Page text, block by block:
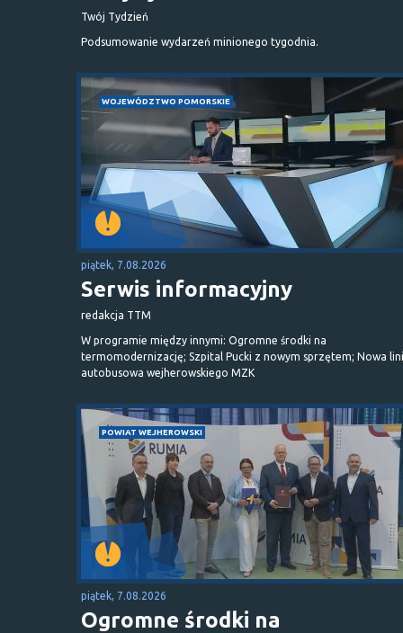
Twój Tydzień
Podsumowanie wydarzeń minionego tygodnia.
WOJEWÓDZTWO POMORSKIE
piątek, 7.08.2026
Serwis informacyjny
redakcja TTM
W programie między innymi: Ogromne środki na
termomodernizację; Szpital Pucki z nowym sprzętem; Nowa
autobusowa wejherowskiego MZK
POWIAT WEJHEROWSKI
piątek, 7.08.2026
Ogromne środki na